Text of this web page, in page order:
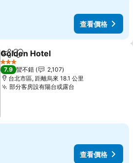
查看價格
分享 加入我的最愛
Golden Hotel
3 星級
7.9 蠻不錯
2,107
台北市區, 距離烏來 18.1 公里
部分客房設有陽台或露台
查看價格